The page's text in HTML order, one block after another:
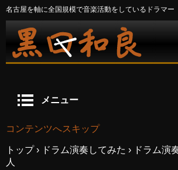
名古屋を軸に全国規模で音楽活動をしているドラマー
メニュー
コンテンツへスキップ
トップ › ドラム演奏してみた › ドラム演
人